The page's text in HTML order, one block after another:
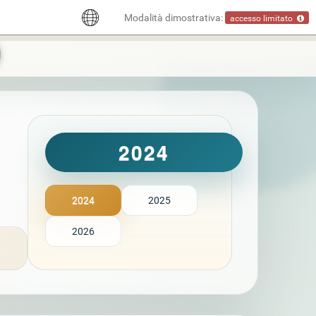
Modalità dimostrativa: accesso limitato
2024
2024 2025
2026